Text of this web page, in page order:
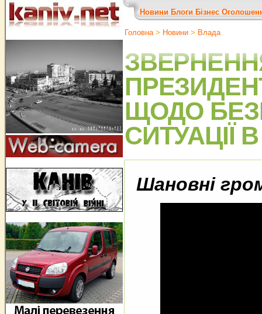
Новини Блоги Бізнес
Головна> Новини > Влада
ЩОДО
СИТУАЦІЇ
Шановні